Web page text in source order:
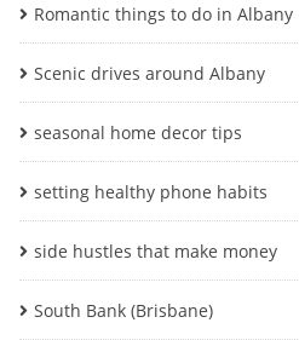
Romantic things to do in Albany
Scenic drives around Albany
seasonal home decor tips
setting healthy phone habits
side hustles that make money
South Bank (Brisbane)